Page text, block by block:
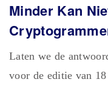
Minder Kan
Laten we de
voor de editie van